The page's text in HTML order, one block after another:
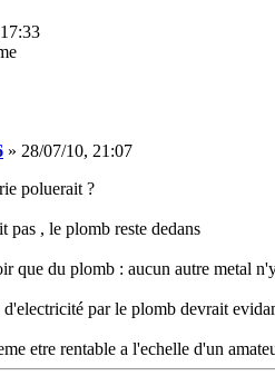
» 28/07/10, 21:07
poluerait ?
pas , le plomb reste dedans
que du plomb : aucun autre metal
par le plomb devrait
etre rentable a l'echelle d'un